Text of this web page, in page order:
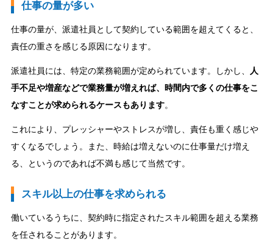
仕事の量が多い
仕事の量が、派遣社員として契約している範囲を超えてくると、
責任の重さを感じる原因になります。
派遣社員には、特定の業務範囲が定められています。しかし、
人
手不足や増産などで業務量が増えれば、時間内で多くの仕事をこ
なすことが求められるケースもあります。
これにより、プレッシャーやストレスが増し、責任も重く感じや
すくなるでしょう。また、時給は増えないのに仕事量だけ増え
る、というのであれば不満も感じて当然です。
スキル以上の仕事を求められる
働いているうちに、契約時に指定されたスキル範囲を超える業務
を任されることがあります。